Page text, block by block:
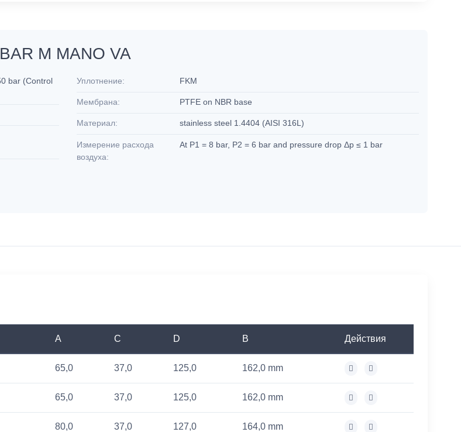
M MANO VA
bar (Control
Уплотнение: FKM
Мембрана: PTFE on NBR base
Материал: stainless steel 1.4404 (AISI 316L)
Измерение расхода
воздуха:
At P1 = 8 bar, P2 = 6 bar and pressure drop Δp ≤ 1 bar
A C D B Действия
65,0 37,0 125,0 162,0 mm
65,0 37,0 125,0 162,0 mm
80,0 37,0 127,0 164,0 mm